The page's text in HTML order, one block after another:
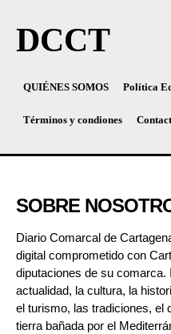
DCCT
QUIÉNES SOMOS Política
Términos y condiones
SOBRE
Diario Comarcal de
digital comprometido con
diputaciones de su
actualidad, la cultura, la
el turismo, las tradiciones, el
tierra bañada por el